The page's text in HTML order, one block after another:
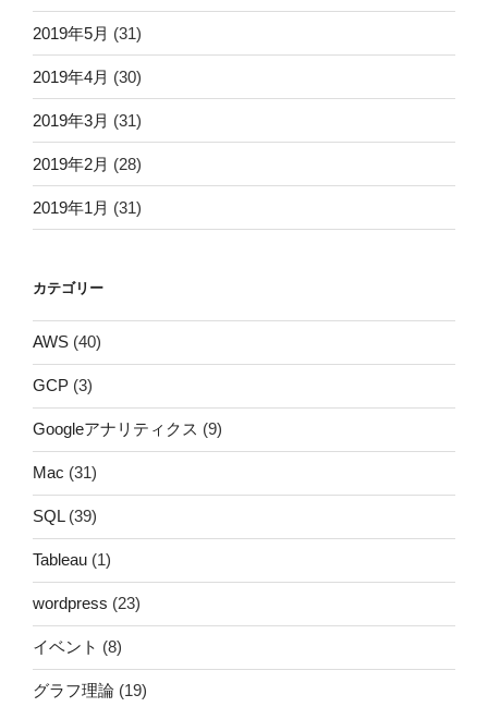
2019年5月 (31)
2019年4月 (30)
2019年3月 (31)
2019年2月 (28)
2019年1月 (31)
カテゴリー
AWS (40)
GCP (3)
Googleアナリティクス (9)
Mac (31)
SQL(39)
Tableau (1)
wordpress (23)
イベント (8)
グラフ理論 (19)